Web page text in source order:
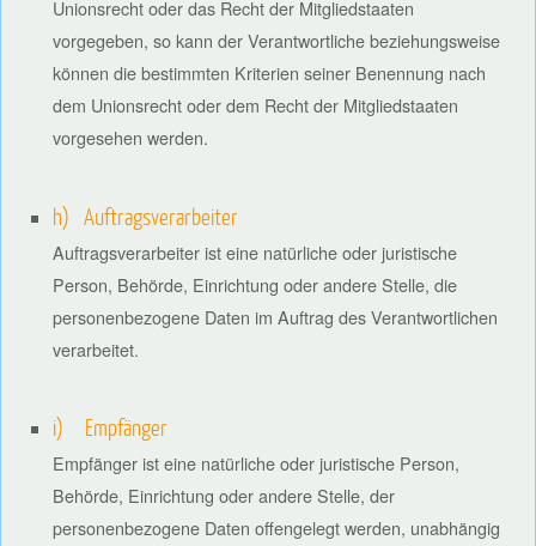
Unionsrecht oder das Recht der Mitgliedstaaten
vorgegeben, so kann der Verantwortliche beziehungsweise
können die bestimmten Kriterien seiner Benennung nach
dem Unionsrecht oder dem Recht der Mitgliedstaaten
vorgesehen werden.
h) Auftragsverarbeiter
Auftragsverarbeiter ist eine natürliche oder juristische
Person, Behörde, Einrichtung oder andere Stelle, die
personenbezogene Daten im Auftrag des Verantwortlichen
verarbeitet.
i) Empfänger
Empfänger ist eine natürliche oder juristische Person,
Behörde, Einrichtung oder andere Stelle, der
personenbezogene Daten offengelegt werden, unabhängig